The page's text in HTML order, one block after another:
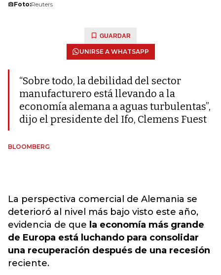
Foto:Reuters
GUARDAR
UNIRSE A WHATSAPP
“Sobre todo, la debilidad del sector
manufacturero está llevando a la
economía alemana a aguas turbulentas”,
dijo el presidente del Ifo, Clemens Fuest
BLOOMBERG
La perspectiva comercial de Alemania se
deterioró al nivel más bajo visto este año,
evidencia de que la economía más grande
de Europa está luchando para consolidar
una recuperación después de una recesión
reciente.